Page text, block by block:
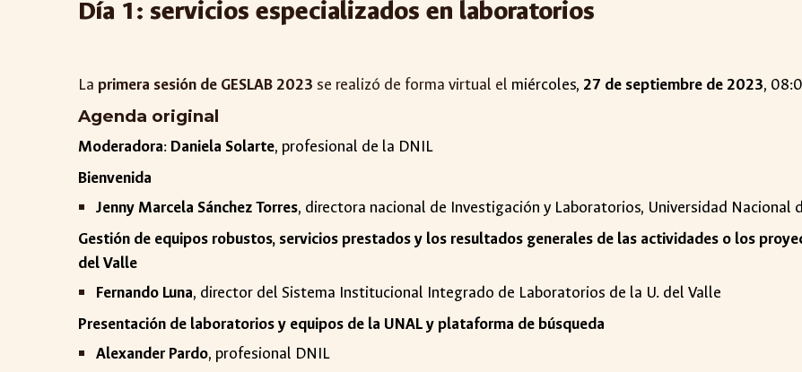
Día 1:servicios especializados en laboratorios
La primera sesión de GESLAB 2023 se realizó de forma virtual el miércoles, 27 de septiembre de 2023,
Agenda original
Moderadora: Daniela Solarte, profesional de la DNIL
Bienvenida
Jenny Marcela Sánchez Torres, directora nacional de Investigación y Laboratorios, Universidad Nacional
Gestión de equipos robustos, servicios prestados y los resultados generales de las actividades o los
del Valle
Fernando Luna, director del Sistema Institucional Integrado de Laboratorios de la U. del Valle
Presentación de laboratorios y equipos de la UNAL y plataforma de búsqueda
Alexander Pardo, profesional DNIL